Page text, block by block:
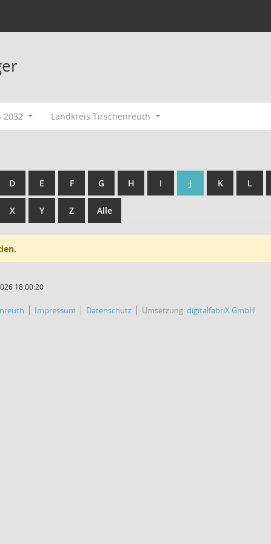
2032 Landkreis Tirschenreuth
D E F G H I J K L
X Y Z Alle
18:00:20
Impressum Datenschutz Umsetzung:digitalfabriX GmbH